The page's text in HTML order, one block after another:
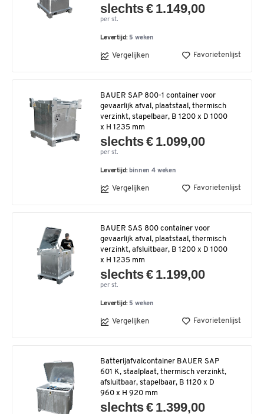
slechts € 1.149,00
per st.
Levertijd: 5 weken
Vergelijken Favorietenlijst
BAUER SAP 800-1 container voor
gevaarlijk afval, plaatstaal, thermisch
verzinkt, stapelbaar, B 1200 x D 1000
x H 1235 mm
slechts € 1.099,00
per st.
Levertijd: binnen 4 weken
Vergelijken Favorietenlijst
BAUER SAS 800 container voor
gevaarlijk afval, plaatstaal, thermisch
verzinkt, afsluitbaar, B 1200 x D 1000
x H 1235 mm
slechts € 1.199,00
per st.
Levertijd: 5 weken
Vergelijken Favorietenlijst
Batterijafvalcontainer BAUER SAP
601 K, staalplaat, thermisch verzinkt,
afsluitbaar, stapelbaar, B 1120 x D
960 x H 920 mm
slechts € 1.399,00